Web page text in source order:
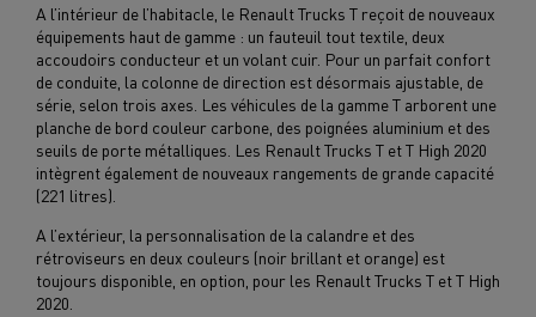
A l’intérieur de l’habitacle, le Renault Trucks T reçoit de nouveaux
équipements haut de gamme : un fauteuil tout textile, deux
accoudoirs conducteur et un volant cuir. Pour un parfait confort
de conduite, la colonne de direction est désormais ajustable, de
série, selon trois axes. Les véhicules de la gamme T arborent une
planche de bord couleur carbone, des poignées aluminium et des
seuils de porte métalliques. Les Renault Trucks T et T High 2020
intègrent également de nouveaux rangements de grande capacité
(221 litres).
A l’extérieur, la personnalisation de la calandre et des
rétroviseurs en deux couleurs (noir brillant et orange) est
toujours disponible, en option, pour les Renault Trucks T et T High
2020.